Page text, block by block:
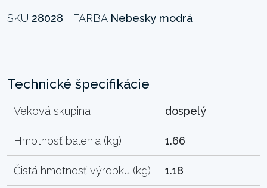
SKU 28028 FARBA Nebesky modrá
Technické špecifikácie
Veková skupina dospelý
Hmotnosť balenia (kg) 1.66
Čistá hmotnosť výrobku (kg) 1.18